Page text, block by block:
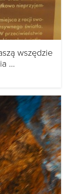
wszędzie
...